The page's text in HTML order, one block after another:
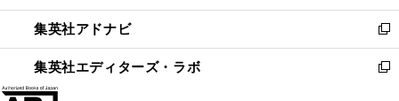
開
く
ウ
で
開
く
ン
ド
ウ
で
ウ
ィ
ン
ド
集英社アドナビ
新
し
い
集英社エディターズ・ラボ
新